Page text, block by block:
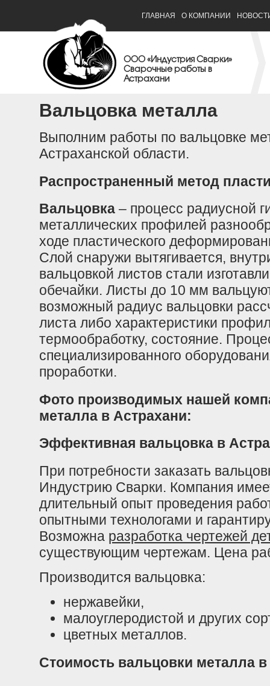
ГЛАВНАЯ О КОМПАНИИ
ООО «Индустрия Сварки»
Сварочные работы в
Астрахани
Вальцовка металла
Выполним работы по вальцовке
Астраханской области.
Распространенный метод
Вальцовка – процесс радиусной
металлических профилей
ходе пластического
Слой снаружи вытягивается,
вальцовкой листов стали
обечайки. Листы до 10 мм
возможный радиус вальцовки
листа либо характеристики
термообработку, состояние.
специализированного
проработки.
Фото производимых нашей
металла в Астрахани:
Эффективная вальцовка в
При потребности заказать
Индустрию Сварки. Компания
длительный опыт проведения
опытными технологами и
Возможна разработка чертежей
существующим чертежам. Цена
Производится вальцовка:
нержавейки,
малоуглеродистой и других
цветных металлов.
Стоимость вальцовки металла